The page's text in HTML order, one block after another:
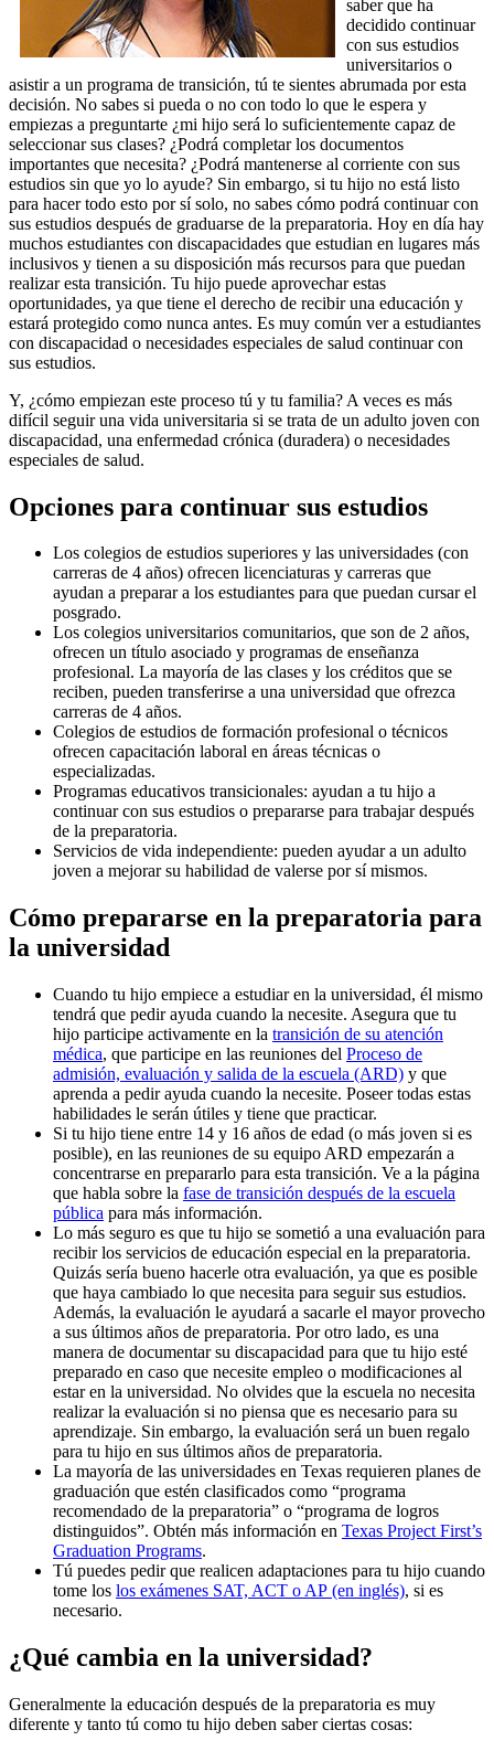
saber que ha
decidido continuar
con sus estudios
universitarios o
asistir a un programa de transición, tú te sientes abrumada por esta
decisión. No sabes si pueda o no con todo lo que le espera y
empiezas a preguntarte ¿mi hijo será lo suficientemente capaz de
seleccionar sus clases? ¿Podrá completar los documentos
importantes que necesita? ¿Podrá mantenerse al corriente con sus
estudios sin que yo lo ayude? Sin embargo, si tu hijo no está listo
para hacer todo esto por sí solo, no sabes cómo podrá continuar con
sus estudios después de graduarse de la preparatoria. Hoy en día hay
muchos estudiantes con discapacidades que estudian en lugares más
inclusivos y tienen a su disposición más recursos para que puedan
realizar esta transición. Tu hijo puede aprovechar estas
oportunidades, ya que tiene el derecho de recibir una educación y
estará protegido como nunca antes. Es muy común ver a estudiantes
con discapacidad o necesidades especiales de salud continuar con
sus estudios.
Y, ¿cómo empiezan este proceso tú y tu familia? A veces es más
difícil seguir una vida universitaria si se trata de un adulto joven con
discapacidad, una enfermedad crónica (duradera) o necesidades
especiales de salud.
Opciones para continuar sus estudios
Los colegios de estudios superiores y las universidades (con
carreras de 4 años) ofrecen licenciaturas y carreras que
ayudan a preparar a los estudiantes para que puedan cursar el
posgrado.
Los colegios universitarios comunitarios, que son de 2 años,
ofrecen un título asociado y programas de enseñanza
profesional. La mayoría de las clases y los créditos que se
reciben, pueden transferirse a una universidad que ofrezca
carreras de 4 años.
Colegios de estudios de formación profesional o técnicos
ofrecen capacitación laboral en áreas técnicas o
especializadas.
Programas educativos transicionales: ayudan a tu hijo a
continuar con sus estudios o prepararse para trabajar después
de la preparatoria.
Servicios de vida independiente: pueden ayudar a un adulto
joven a mejorar su habilidad de valerse por sí mismos.
Cómo prepararse en la preparatoria para
la universidad
Cuando tu hijo empiece a estudiar en la universidad, él mismo
tendrá que pedir ayuda cuando la necesite. Asegura que tu
hijo participe activamente en la transición de su atención
médica, que participe en las reuniones del Proceso de
admisión, evaluación y salida de la escuela (ARD) y que
aprenda a pedir ayuda cuando la necesite. Poseer todas estas
habilidades le serán útiles y tiene que practicar.
Si tu hijo tiene entre 14 y 16 años de edad (o más joven si es
posible), en las reuniones de su equipo ARD empezarán a
concentrarse en prepararlo para esta transición. Ve a la página
que habla sobre la fase de transición después de la escuela
pública para más información.
Lo más seguro es que tu hijo se sometió a una evaluación para
recibir los servicios de educación especial en la preparatoria.
Quizás sería bueno hacerle otra evaluación, ya que es posible
que haya cambiado lo que necesita para seguir sus estudios.
Además, la evaluación le ayudará a sacarle el mayor provecho
a sus últimos años de preparatoria. Por otro lado, es una
manera de documentar su discapacidad para que tu hijo esté
preparado en caso que necesite empleo o modificaciones al
estar en la universidad. No olvides que la escuela no necesita
realizar la evaluación si no piensa que es necesario para su
aprendizaje. Sin embargo, la evaluación será un buen regalo
para tu hijo en sus últimos años de preparatoria.
La mayoría de las universidades en Texas requieren planes de
graduación que estén clasificados como “programa
recomendado de la preparatoria” o “programa de logros
distinguidos”. Obtén más información en Texas Project First’s
Graduation Programs.
Tú puedes pedir que realicen adaptaciones para tu hijo cuando
tome los los exámenes SAT, ACT o AP (en inglés), si es
necesario.
¿Qué cambia en la universidad?
Generalmente la educación después de la preparatoria es muy
diferente y tanto tú como tu hijo deben saber ciertas cosas: